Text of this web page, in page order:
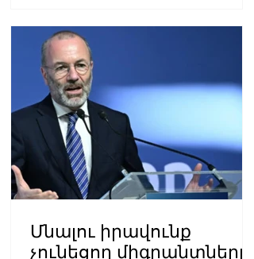
Մնալու իրավունք
չունեցող միգրանտները